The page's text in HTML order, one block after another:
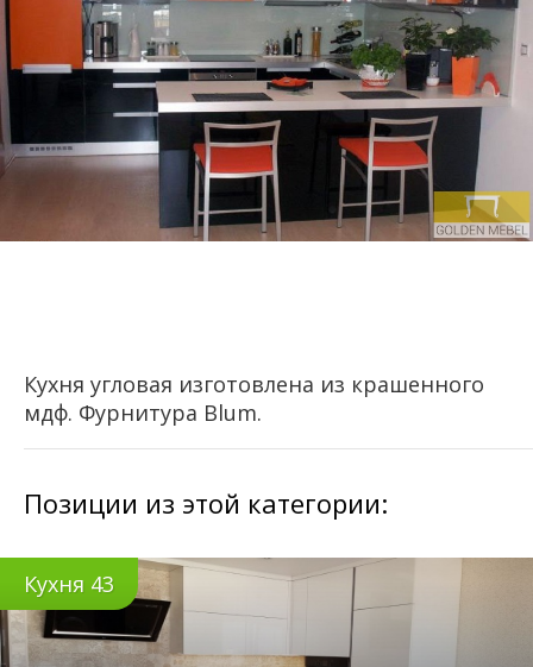
Кухня угловая изготовлена из крашенного
мдф. Фурнитура Blum.
Позиции из этой категории:
Кухня 43